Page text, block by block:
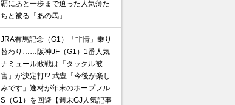
覇にあと一歩まで迫った人気薄た
ちと被る「あの馬」
JRA有馬記念（G1）「非情」乗り
替わり……阪神JF（G1）1番人気
ナミュール敗戦は「タックル被
害」が決定打!? 武豊「今後が楽し
みです」逸材が年末のホープフル
S（G1）を回避【週末GJ人気記事